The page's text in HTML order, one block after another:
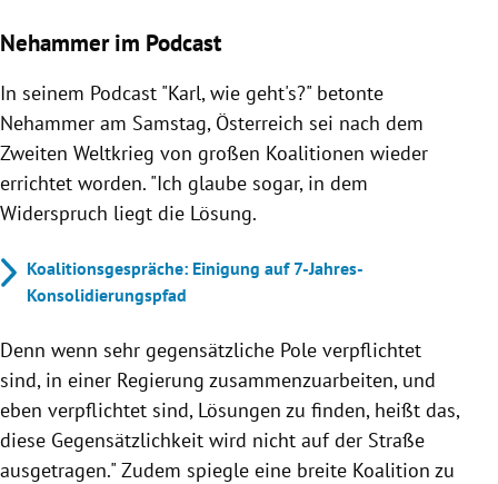
Nehammer im Podcast
In seinem Podcast "Karl, wie geht's?" betonte
Nehammer am Samstag, Österreich sei nach dem
Zweiten Weltkrieg von großen Koalitionen wieder
errichtet worden. "Ich glaube sogar, in dem
Widerspruch liegt die Lösung.
Koalitionsgespräche: Einigung auf 7-Jahres-
Konsolidierungspfad
Denn wenn sehr gegensätzliche Pole verpflichtet
sind, in einer Regierung zusammenzuarbeiten, und
eben verpflichtet sind, Lösungen zu finden, heißt das,
diese Gegensätzlichkeit wird nicht auf der Straße
ausgetragen." Zudem spiegle eine breite Koalition zu